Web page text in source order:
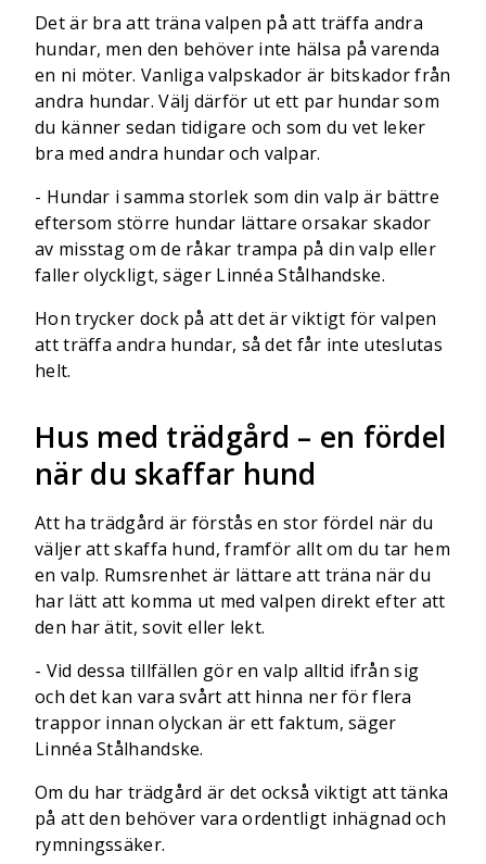
Det är bra att träna valpen på att träffa andra
hundar, men den behöver inte hälsa på varenda
en ni möter. Vanliga valpskador är bitskador från
andra hundar. Välj därför ut ett par hundar som
du känner sedan tidigare och som du vet leker
bra med andra hundar och valpar.
- Hundar i samma storlek som din valp är bättre
eftersom större hundar lättare orsakar skador
av misstag om de råkar trampa på din valp eller
faller olyckligt, säger Linnéa Stålhandske.
Hon trycker dock på att det är viktigt för valpen
att träffa andra hundar, så det får inte uteslutas
helt.
Hus med trädgård – en fördel
när du skaffar hund
Att ha trädgård är förstås en stor fördel när du
väljer att skaffa hund, framför allt om du tar hem
en valp. Rumsrenhet är lättare att träna när du
har lätt att komma ut med valpen direkt efter att
den har ätit, sovit eller lekt.
- Vid dessa tillfällen gör en valp alltid ifrån sig
och det kan vara svårt att hinna ner för flera
trappor innan olyckan är ett faktum, säger
Linnéa Stålhandske.
Om du har trädgård är det också viktigt att tänka
på att den behöver vara ordentligt inhägnad och
rymningssäker.